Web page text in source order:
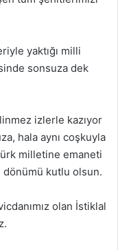
yaktığı milli
sonsuza dek
izlerle kazıyor
hala aynı coşkuyla
milletine emaneti
dönümü kutlu olsun.
olan İstiklal